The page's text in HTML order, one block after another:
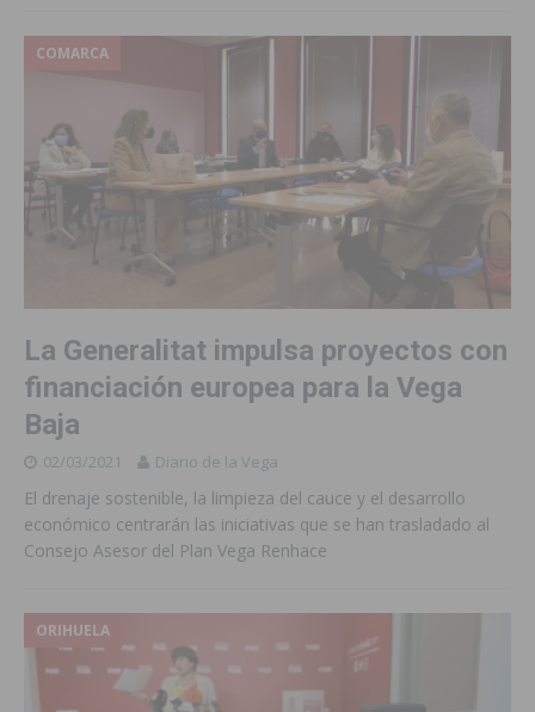
COMARCA
La Generalitat impulsa proyectos con
financiación europea para la Vega
Baja
02/03/2021 Diario de la Vega
El drenaje sostenible, la limpieza del cauce y el desarrollo
económico centrarán las iniciativas que se han trasladado al
Consejo Asesor del Plan Vega Renhace
ORIHUELA